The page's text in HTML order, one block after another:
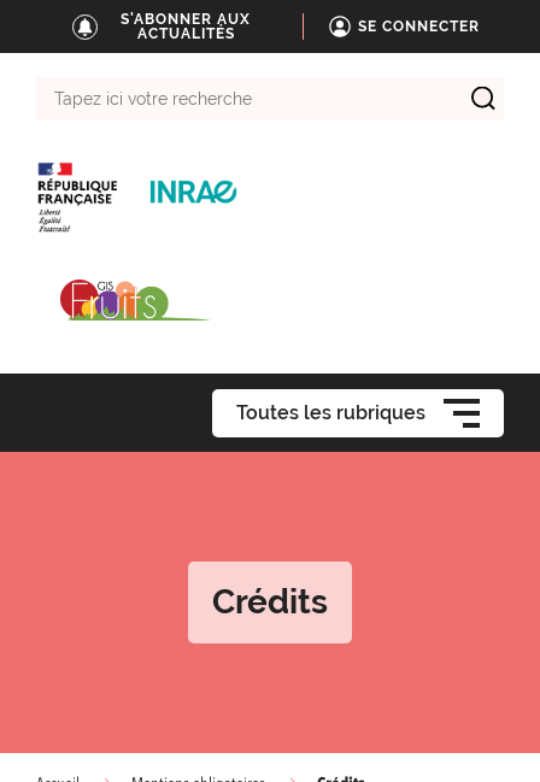
S'ABONNER AUX
ACTUALITÉS
SE CONNECTER
Toutes les rubriques
Crédits